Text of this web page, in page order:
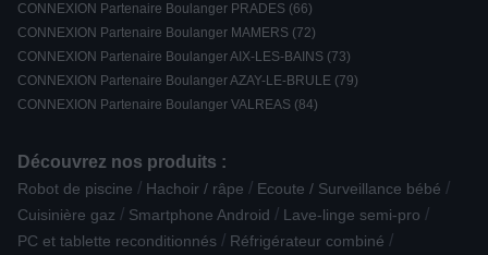
CONNEXION Partenaire Boulanger PRADES (66)
CONNEXION Partenaire Boulanger MAMERS (72)
CONNEXION Partenaire Boulanger AIX-LES-BAINS (73)
CONNEXION Partenaire Boulanger AZAY-LE-BRULE (79)
CONNEXION Partenaire Boulanger VALREAS (84)
Découvrez nos produits :
Robot de piscine / Hachoir / râpe / Ecoute / Surveillance bébé /
Cuisinière gaz / Smartphone Android / Lave-linge semi-pro /
PC et tablette reconditionnés / Réfrigérateur combiné /